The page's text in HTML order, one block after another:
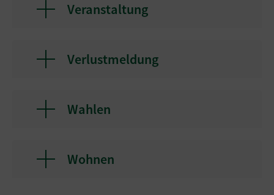
Veranstaltung
Verlustmeldung
Wahlen
Wohnen